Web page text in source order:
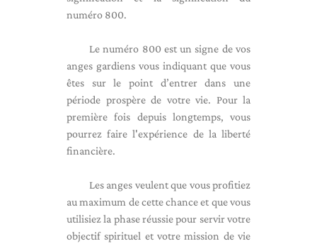
numéro 800.
Le numéro 800 est un signe de vos
anges gardiens vous indiquant que vous
êtes sur le point d’entrer dans une
période prospère de votre vie. Pour la
première fois depuis longtemps, vous
pourrez faire l'expérience de la liberté
financière.
Les anges veulent que vous profitiez
au maximum de cette chance et que vous
utilisiez la phase réussie pour servir votre
objectif spirituel et votre mission de vie